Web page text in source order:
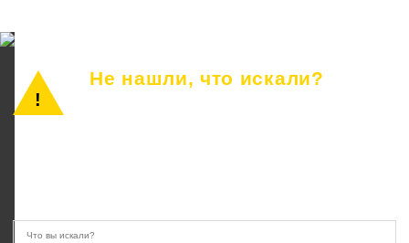
Не нашли, что искали?